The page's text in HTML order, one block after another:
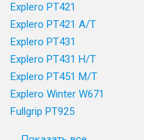
Explero PT421
Explero PT421 A/T
Explero PT431
Explero PT431 H/T
Explero PT451 M/T
Explero Winter W671
Fullgrip PT925